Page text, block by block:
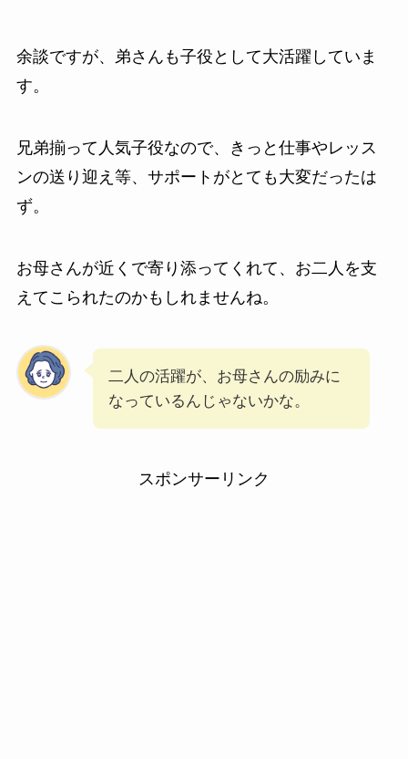
余談ですが、弟さんも子役として大活躍していま
す。
兄弟揃って人気子役なので、きっと仕事やレッス
ンの送り迎え等、サポートがとても大変だったは
ず。
お母さんが近くで寄り添ってくれて、お二人を支
えてこられたのかもしれませんね。
二人の活躍が、お母さんの励みに
なっているんじゃないかな。
スポンサーリンク